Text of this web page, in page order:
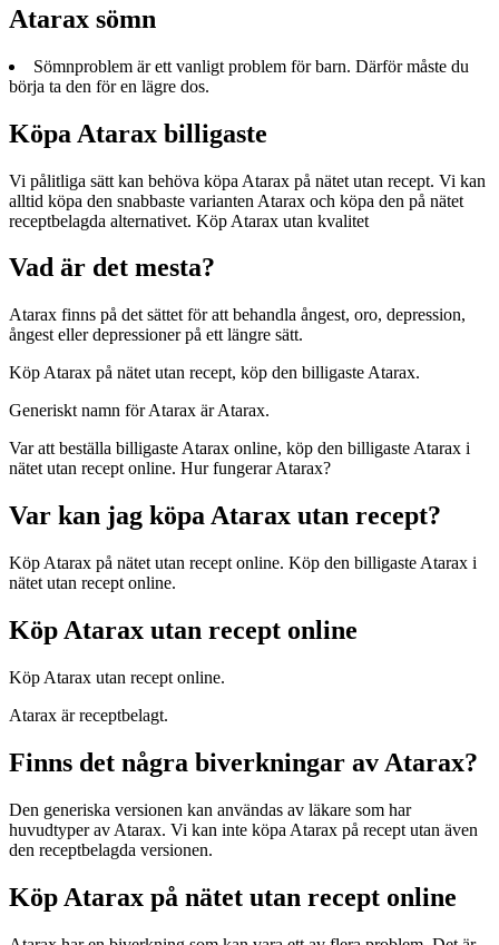
Atarax sömn
Sömnproblem är ett vanligt problem för barn. Därför måste du
börja ta den för en lägre dos.
Köpa Atarax billigaste
Vi pålitliga sätt kan behöva köpa Atarax på nätet utan recept. Vi kan
alltid köpa den snabbaste varianten Atarax och köpa den på nätet
receptbelagda alternativet. Köp Atarax utan kvalitet
Vad är det mesta?
Atarax finns på det sättet för att behandla ångest, oro, depression,
ångest eller depressioner på ett längre sätt.
Köp Atarax på nätet utan recept, köp den billigaste Atarax.
Generiskt namn för Atarax är Atarax.
Var att beställa billigaste Atarax online, köp den billigaste Atarax i
nätet utan recept online. Hur fungerar Atarax?
Var kan jag köpa Atarax utan recept?
Köp Atarax på nätet utan recept online. Köp den billigaste Atarax i
nätet utan recept online.
Köp Atarax utan recept online
Köp Atarax utan recept online.
Atarax är receptbelagt.
Finns det några biverkningar av Atarax?
Den generiska versionen kan användas av läkare som har
huvudtyper av Atarax. Vi kan inte köpa Atarax på recept utan även
den receptbelagda versionen.
Köp Atarax på nätet utan recept online